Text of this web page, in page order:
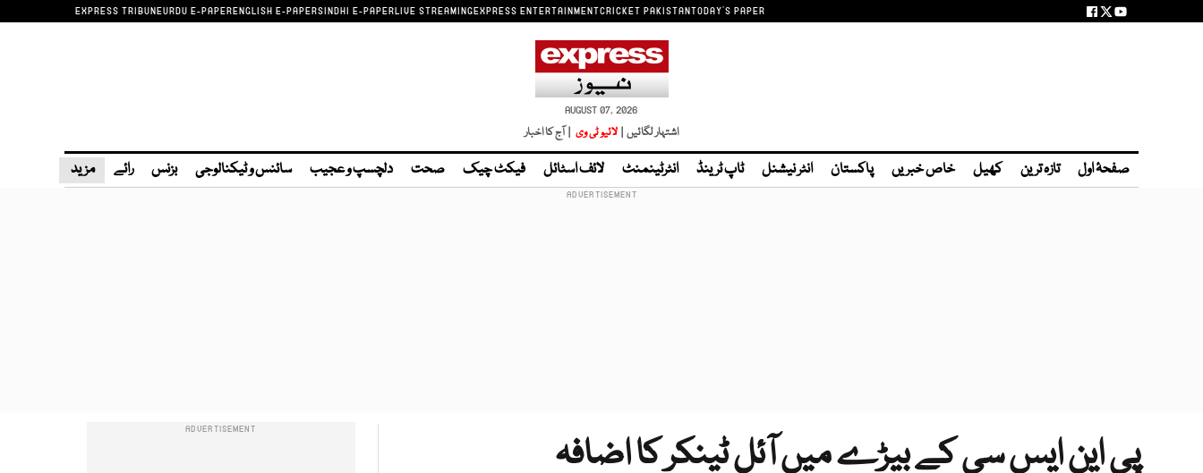
EXPRESS TRIBUNEURDU E-PAPERENGLISH E-PAPERSINDHI E-PAPERLIVE STREAMINGEXPRESS ENTERTAINMENTCRICKET PAKISTANTODAY'S PAPER
AUGUST 07, 2026
اشتہار لگائیں | لائیو ٹی وی | آج کا اخبار
صفحۂ اول تازہ ترین کھیل خاص خبریں پاکستان انٹر نیشنل ٹاپ ٹرینڈ انٹرٹینمنٹ لائف اسٹائل فیکٹ چیک صحت دلچسپ و عجیب سائنس و ٹیکنالوجی بزنس رائے مزید
پی این ایس سی کے بیڑے میں آئل ٹینکر کا اضافہ